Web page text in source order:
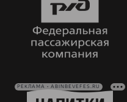
РЕКЛАМА • ABINBEVEFES.RU